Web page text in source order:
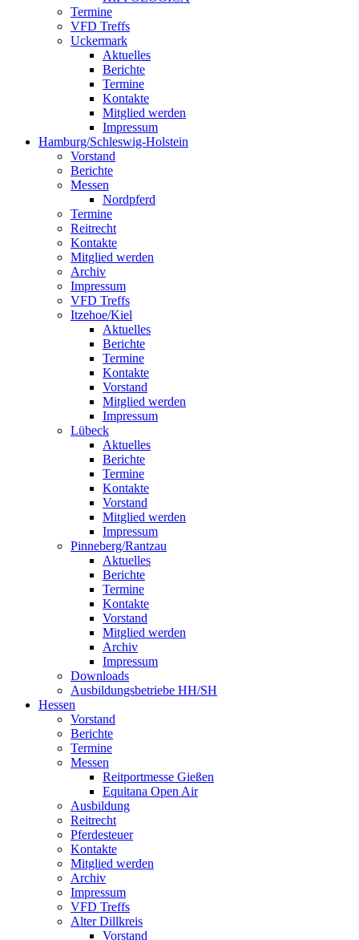
Termine
VFD Treffs
Uckermark
Aktuelles
Berichte
Termine
Kontakte
Mitglied werden
Impressum
Hamburg/Schleswig-Holstein
Vorstand
Berichte
Messen
Nordpferd
Termine
Reitrecht
Kontakte
Mitglied werden
Archiv
Impressum
VFD Treffs
Itzehoe/Kiel
Aktuelles
Berichte
Termine
Kontakte
Vorstand
Mitglied werden
Impressum
Lübeck
Aktuelles
Berichte
Termine
Kontakte
Vorstand
Mitglied werden
Impressum
Pinneberg/Rantzau
Aktuelles
Berichte
Termine
Kontakte
Vorstand
Mitglied werden
Archiv
Impressum
Downloads
Ausbildungsbetriebe HH/SH
Hessen
Vorstand
Berichte
Termine
Messen
Reitportmesse Gießen
Equitana Open Air
Ausbildung
Reitrecht
Pferdesteuer
Kontakte
Mitglied werden
Archiv
Impressum
VFD Treffs
Alter Dillkreis
Vorstand